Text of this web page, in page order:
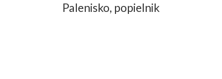
Palenisko, popielnik